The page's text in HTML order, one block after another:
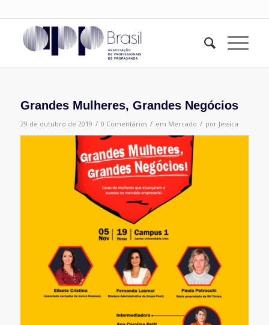
Grandes Mulheres, Grandes Negócios
29 de outubro de 2019 / 0 Comentários / em Mercado / por Jessica